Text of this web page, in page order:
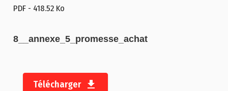
PDF - 418.52 Ko
8__annexe_5_promesse_achat
Télécharger